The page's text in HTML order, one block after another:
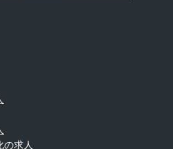
の求人